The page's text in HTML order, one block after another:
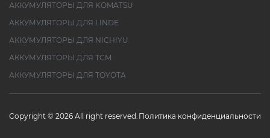
АККУМУЛЯТОРЫ ДЛЯ KOMATSU
АККУМУЛЯТОРЫ ДЛЯ LINDE
АККУМУЛЯТОРЫ ДЛЯ NICHIYU
АККУМУЛЯТОРЫ ДЛЯ TCM
АККУМУЛЯТОРЫ ДЛЯ TOYOTA
Copyright © 2026 All right reserved. Политика конфиденциальности